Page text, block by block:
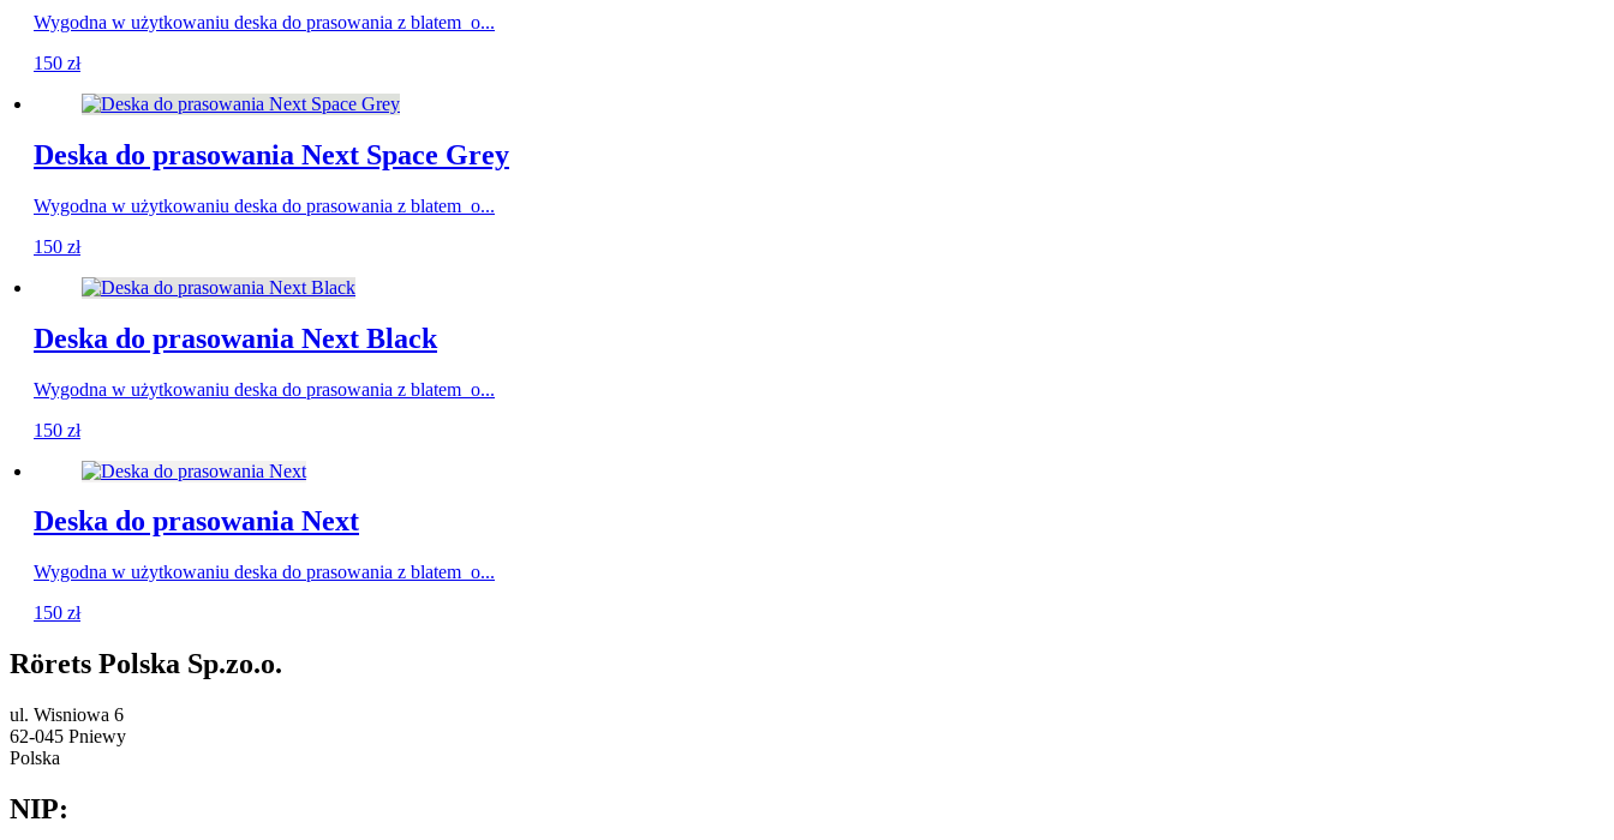
Wygodna w użytkowaniu deska do prasowania z blatem o...
150 zł
Deska do prasowania Next Space Grey
Wygodna w użytkowaniu deska do prasowania z blatem o...
150 zł
Deska do prasowania Next Black
Wygodna w użytkowaniu deska do prasowania z blatem o...
150 zł
Deska do prasowania Next
Wygodna w użytkowaniu deska do prasowania z blatem o...
150 zł
Rörets Polska Sp.zo.o.
ul. Wisniowa 6
62-045 Pniewy
Polska
NIP: